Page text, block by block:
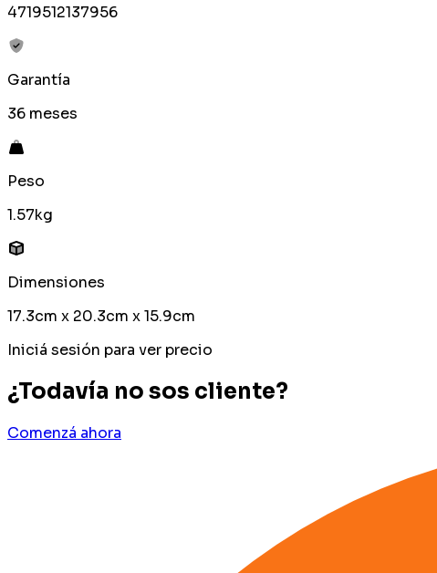
4719512137956
Garantía
36 meses
Peso
1.57kg
Dimensiones
17.3cm x 20.3cm x 15.9cm
Iniciá sesión para ver precio
¿Todavía no sos cliente?
Comenzá ahora